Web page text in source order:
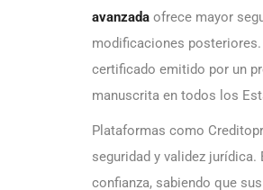
avanzada ofrece mayor
modificaciones posteriores.
certificado emitido por un
manuscrita en todos los
Plataformas como
seguridad y validez
confianza, sabiendo que